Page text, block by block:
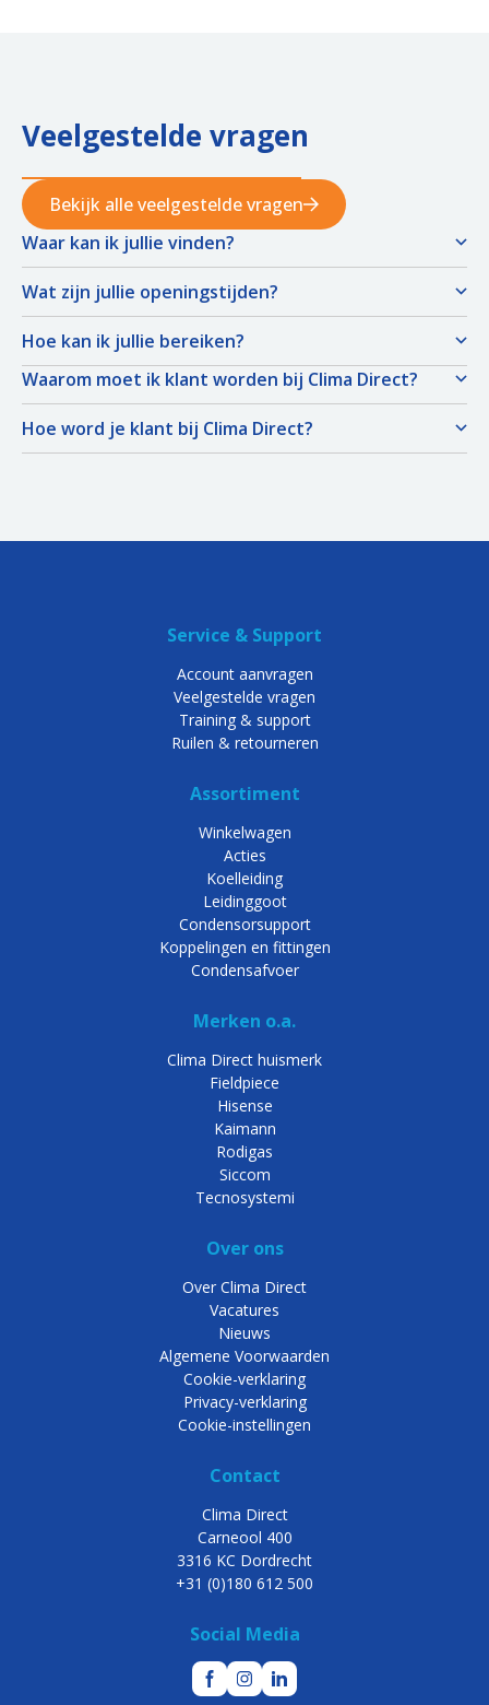
Veelgestelde vragen
Bekijk alle veelgestelde vragen
Waar kan ik jullie vinden?
Wat zijn jullie openingstijden?
Hoe kan ik jullie bereiken?
Waarom moet ik klant worden bij Clima Direct?
Hoe word je klant bij Clima Direct?
Service & Support
Account aanvragen
Veelgestelde vragen
Training & support
Ruilen & retourneren
Assortiment
Winkelwagen
Acties
Koelleiding
Leidinggoot
Condensorsupport
Koppelingen en fittingen
Condensafvoer
Merken o.a.
Clima Direct huismerk
Fieldpiece
Hisense
Kaimann
Rodigas
Siccom
Tecnosystemi
Over ons
Over Clima Direct
Vacatures
Nieuws
Algemene Voorwaarden
Cookie-verklaring
Privacy-verklaring
Cookie-instellingen
Contact
Clima Direct
Carneool 400
3316 KC Dordrecht
+31 (0)180 612 500
Social Media